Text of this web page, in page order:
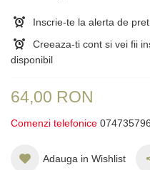
Inscrie-te la alerta de pret
Creeaza-ti cont si vei fii
disponibil
64,00 RON
Comenzi telefonice
Adauga in Wishlist